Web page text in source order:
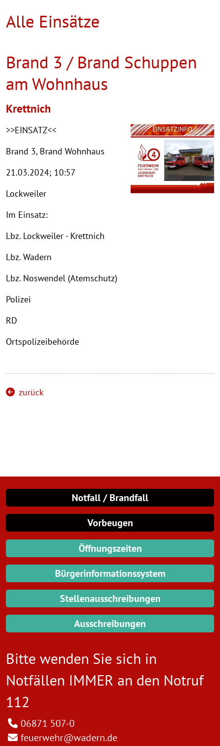
Alle Einsätze
Brand 3 / Brand Schuppen
am Wohnhaus
Krettnich
>>EINSATZ<<
Brand 3, Brand Wohnhaus
21.03.2024; 10:57
Lockweiler
Im Einsatz:
Lbz. Lockweiler - Krettnich
Lbz. Wadern
Lbz. Noswendel (Atemschutz)
Polizei
RD
Ortspolizeibehörde
zurück
Notfall / Brandfall
Vorbeugen
Öffnungszeiten
Bürgerinformationssystem
Stellenausschreibungen
Ausschreibungen
Bitte wenden Sie sich in
Notfällen IMMER an den Notruf
112
06871 507-0
feuerwehr@wadern.de